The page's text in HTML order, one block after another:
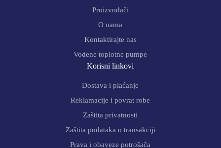
Proizvođači
O nama
Kontaktirajte nas
Vodene toplotne pumpe
Korisni linkovi
Dostava i plaćanje
Reklamacije i povrat robe
Zaštita privatnosti
Zaštita podataka o transakciji
Prava i obaveze potrošača